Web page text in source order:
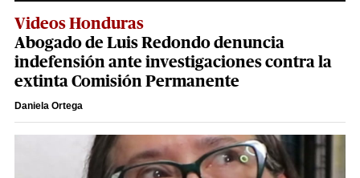
Videos Honduras
Abogado de Luis Redondo denuncia
indefensión ante investigaciones contra la
extinta Comisión Permanente
Daniela Ortega